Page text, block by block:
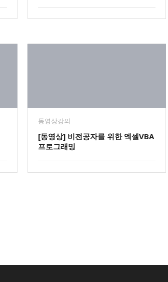
동영상강의
[동영상] 비전공자를 위한 엑셀VBA
프로그래밍